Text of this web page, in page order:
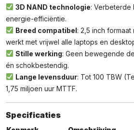
3D NAND technologie: Verbeterde
energie-efficiëntie.
Breed compatibel: 2,5 inch formaat
werkt met vrijwel alle laptops en
Stille werking: Geen bewegende
én schokbestendig.
Lange levensduur: Tot 100 TBW
1,75 miljoen uur MTTF.
Specificaties